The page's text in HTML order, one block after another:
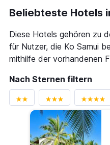
Beliebteste Hotels
Diese Hotels gehören zu
für Nutzer, die Ko Samui
mithilfe der vorhandenen
Nach Sternen filtern